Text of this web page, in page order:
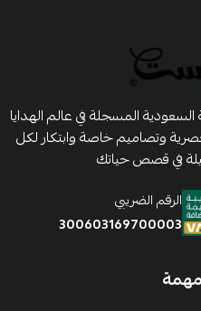
المسجلة في عالم الهدايا
وتصاميم خاصة وابتكار لكل
في قصص حياتك
الرقم الضريبي
300603169700003